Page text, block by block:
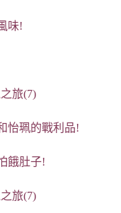
味!
怡珮的戰利品!
餓肚子!